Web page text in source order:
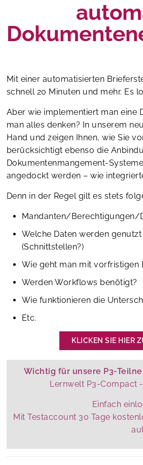
Mit einer automatisierten
schnell 20 Minuten und mehr. Es
Aber wie implementiert man eine
man alles denken? In unserem
Hand und zeigen Ihnen, wie Sie
berücksichtigt ebenso die
Dokumentenmangement-
angedockt werden – wie
Denn in der Regel gilt es stets
Mandanten/Berechtigungen/
Welche Daten werden
(Schnittstellen?)
Wie geht man mit vorfristigen
Werden Workflows benötigt?
Wie funktionieren die
Etc.
KLICKEN SIE HIER
Wichtig für unsere P3-
Lernwelt P3-Compact
Einfach
Mit Testaccount 30 Tage